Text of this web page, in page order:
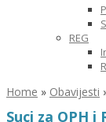
REG
Home » Obavijesti
Suci za OPH i